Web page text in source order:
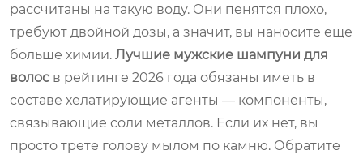
рассчитаны на такую воду. Они пенятся плохо,
требуют двойной дозы, а значит, вы наносите еще
больше химии. Лучшие мужские шампуни для
волос в рейтинге 2026 года обязаны иметь в
составе хелатирующие агенты — компоненты,
связывающие соли металлов. Если их нет, вы
просто трете голову мылом по камню. Обратите